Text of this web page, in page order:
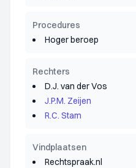
Procedures
Hoger beroep
Rechters
D.J. van der Vos
J.P.M. Zeijen
R.C. Stam
Vindplaatsen
Rechtspraak.nl